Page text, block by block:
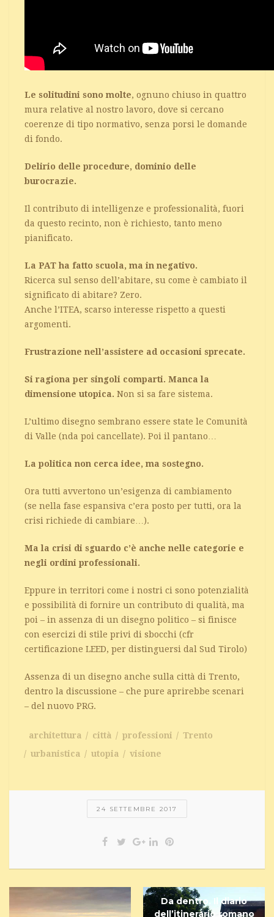
Le solitudini sono molte, ognuno chiuso in quattro
mura relative al nostro lavoro, dove si cercano
coerenze di tipo normativo, senza porsi le domande
di fondo.
Delirio delle procedure, dominio delle
burocrazie.
Il contributo di intelligenze e professionalità, fuori
da questo recinto, non è richiesto, tanto meno
pianificato.
La PAT ha fatto scuola, ma in negativo.
Ricerca sul senso dell’abitare, su come è cambiato il
significato di abitare? Zero.
Anche l’ITEA, scarso interesse rispetto a questi
argomenti.
Frustrazione nell’assistere ad occasioni sprecate.
Si ragiona per singoli comparti. Manca la
dimensione utopica. Non si sa fare sistema.
L’ultimo disegno sembrano essere state le Comunità
di Valle (nda poi cancellate). Poi il pantano…
La politica non cerca idee, ma sostegno.
Ora tutti avvertono un’esigenza di cambiamento
(se nella fase espansiva c’era posto per tutti, ora la
crisi richiede di cambiare…).
Ma la crisi di sguardo c’è anche nelle categorie e
negli ordini professionali.
Eppure in territori come i nostri ci sono potenzialità
e possibilità di fornire un contributo di qualità, ma
poi – in assenza di un disegno politico – si finisce
con esercizi di stile privi di sbocchi (cfr
certificazione LEED, per distinguersi dal Sud Tirolo)
Assenza di un disegno anche sulla città di Trento,
dentro la discussione – che pure aprirebbe scenari
– del nuovo PRG.
architettura città professioni
Trento
urbanistica
utopia visione
24 SETTEMBRE 2017
Da dentro. Il diario
dell’itinerario romano